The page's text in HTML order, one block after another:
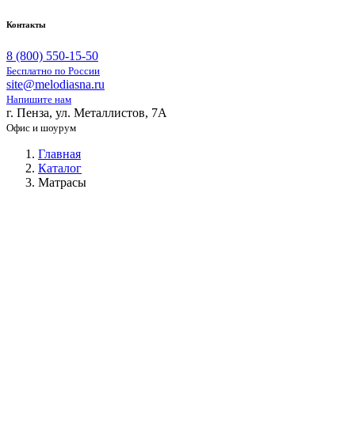
Контакты
8 (800) 550-15-50
Бесплатно по России
site@melodiasna.ru
Напишите нам
г. Пенза, ул. Металлистов, 7А
Офис и шоурум
Главная
Каталог
Матрасы